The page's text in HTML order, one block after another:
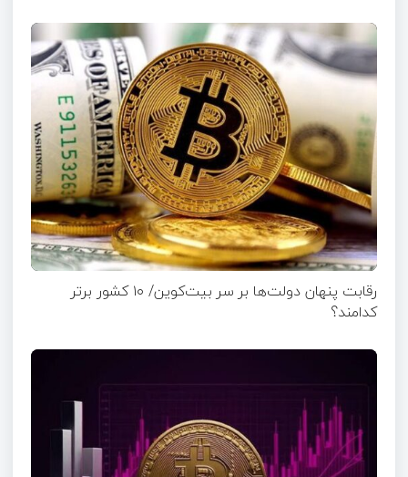
رقابت پنهان دولت‌ها بر سر بیت‌کوین/ ۱۰ کشور برتر
کدامند؟